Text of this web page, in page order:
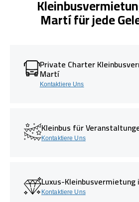
Martí für jede
Private Charter
Martí
Kontaktiere Uns
Kleinbus für
Kontaktiere Uns
Luxus-
Kontaktiere Uns